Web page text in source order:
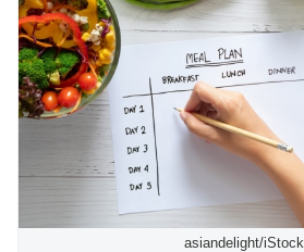
asiandelight/iStock